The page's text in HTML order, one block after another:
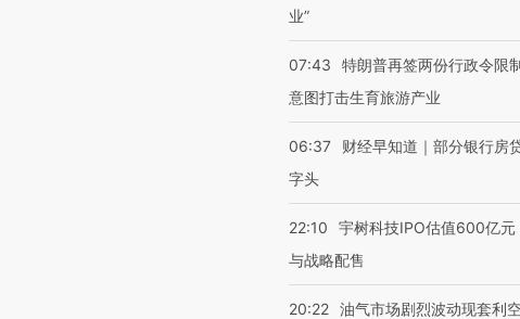
业”
07:43
特朗普再签两份行政令限
意图打击生育旅游产业
06:37
财经早知道｜部分银行房
字头
22:10
宇树科技IPO估值600亿
与战略配售
20:22 油气市场剧烈波动现套利